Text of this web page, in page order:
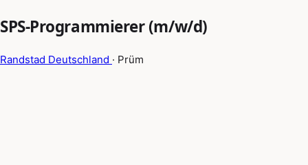
SPS-Programmierer (m/w/d)
Randstad Deutschland · Prüm